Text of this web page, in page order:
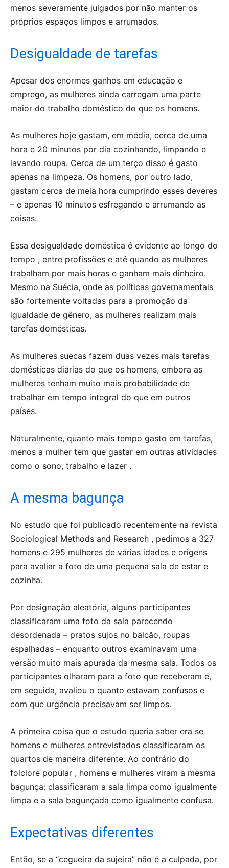
menos severamente julgados por não manter os
próprios espaços limpos e arrumados.
Desigualdade de tarefas
Apesar dos enormes ganhos em educação e
emprego, as mulheres ainda carregam uma parte
maior do trabalho doméstico do que os homens.
As mulheres hoje gastam, em média, cerca de uma
hora e 20 minutos por dia cozinhando, limpando e
lavando roupa. Cerca de um terço disso é gasto
apenas na limpeza. Os homens, por outro lado,
gastam cerca de meia hora cumprindo esses deveres
– e apenas 10 minutos esfregando e arrumando as
coisas.
Essa desigualdade doméstica é evidente ao longo do
tempo , entre profissões e até quando as mulheres
trabalham por mais horas e ganham mais dinheiro.
Mesmo na Suécia, onde as políticas governamentais
são fortemente voltadas para a promoção da
igualdade de gênero, as mulheres realizam mais
tarefas domésticas.
As mulheres suecas fazem duas vezes mais tarefas
domésticas diárias do que os homens, embora as
mulheres tenham muito mais probabilidade de
trabalhar em tempo integral do que em outros
países.
Naturalmente, quanto mais tempo gasto em tarefas,
menos a mulher tem que gastar em outras atividades
como o sono, trabalho e lazer .
A mesma bagunça
No estudo que foi publicado recentemente na revista
Sociological Methods and Research , pedimos a 327
homens e 295 mulheres de várias idades e origens
para avaliar a foto de uma pequena sala de estar e
cozinha.
Por designação aleatória, alguns participantes
classificaram uma foto da sala parecendo
desordenada – pratos sujos no balcão, roupas
espalhadas – enquanto outros examinavam uma
versão muito mais apurada da mesma sala. Todos os
participantes olharam para a foto que receberam e,
em seguida, avaliou o quanto estavam confusos e
com que urgência precisavam ser limpos.
A primeira coisa que o estudo queria saber era se
homens e mulheres entrevistados classificaram os
quartos de maneira diferente. Ao contrário do
folclore popular , homens e mulheres viram a mesma
bagunça: classificaram a sala limpa como igualmente
limpa e a sala bagunçada como igualmente confusa.
Expectativas diferentes
Então, se a “cegueira da sujeira” não é a culpada, por